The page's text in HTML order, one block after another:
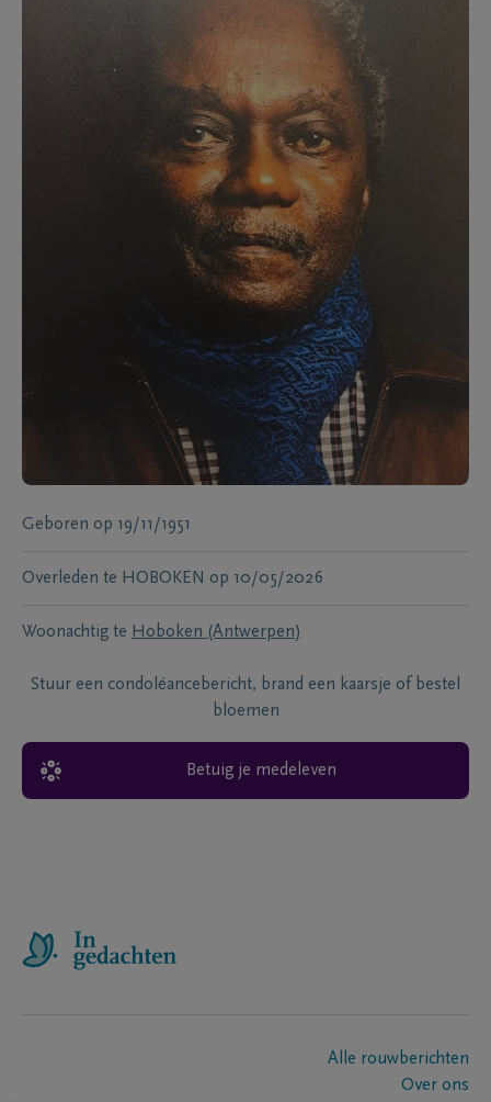
Geboren op 19/11/1951
Overleden te HOBOKEN op 10/05/2026
Woonachtig te Hoboken (Antwerpen)
Stuur een condoléancebericht, brand een kaarsje of bestel
bloemen
Betuig je medeleven
Alle rouwberichten
Over ons